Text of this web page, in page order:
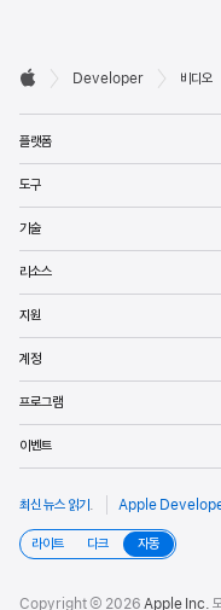
Developer
바닥글

Developer 비디오
플랫폼
도구
기술
리소스
지원
계정
프로그램
이벤트
최신 뉴스 읽기 . Apple Developer
라이트 다크 자동
Copyright © 2026 Apple Inc.